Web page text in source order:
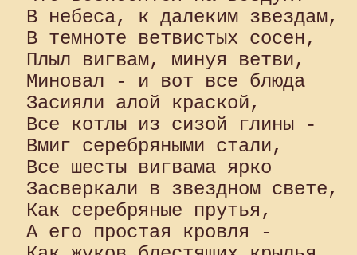
В небеса, к далеким звездам,
В темноте ветвистых сосен,
Плыл вигвам, минуя ветви,
Миновал - и вот все блюда
Засияли алой краской,
Все котлы из сизой глины -
Вмиг серебряными стали,
Все шесты вигвама ярко
Засверкали в звездном свете,
Как серебряные прутья,
А его простая кровля -